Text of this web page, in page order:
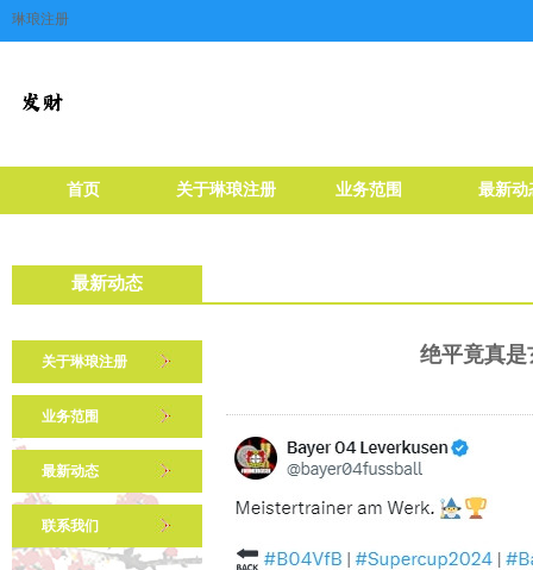
琳琅注册
首页 关于琳琅注册 业务范围 最新动
最新动态
关于琳琅注册
业务范围
最新动态
联系我们
绝平竟真